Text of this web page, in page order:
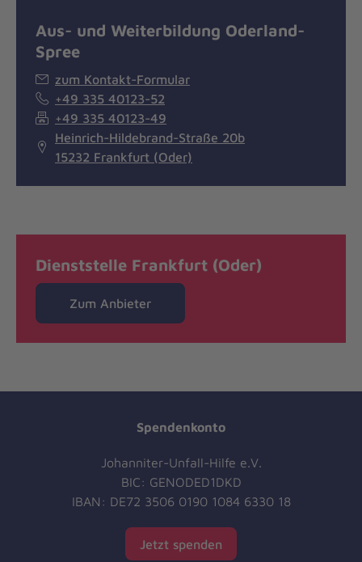
Aus- und Weiterbildung Oderland-
Spree
zum Kontakt-Formular
+49 335 40123-52
+49 335 40123-49
Heinrich-Hildebrand-Straße 20b
15232 Frankfurt (Oder)
Dienststelle Frankfurt (Oder)
Zum Anbieter
Spendenkonto
Johanniter-Unfall-Hilfe e.V.
BIC: GENODED1DKD
IBAN: DE72 3506 0190 1084 6330 18
Jetzt spenden